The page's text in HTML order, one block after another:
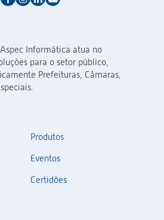
Informática atua no
para o setor público,
Prefeituras, Câmaras,
Produtos
Eventos
Certidões